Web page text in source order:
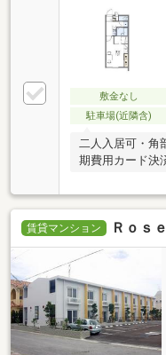
敷金なし
駐車場(近隣含)
二人入居可・角
期費用カード決
賃貸マンション Ｒｏｓｅ